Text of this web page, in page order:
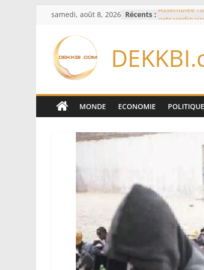
Passer
contenu
samedi, août 8, 2026 Récents : Assemblée
d’enquête
de la
Bénin:
Moyen-
Pakistan et
accord de
exportations
concentrés
MONDE ECONOMIE POLITIQUE